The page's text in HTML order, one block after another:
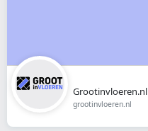
Grootinvloeren.nl
grootinvloeren.nl